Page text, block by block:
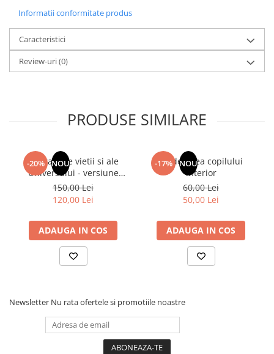
Informatii conformitate produs
Caracteristici
Review-uri(0)
PRODUSE SIMILARE
-20% NOU
Din tainele vietii si ale
Universului - versiune
originala din 1939.
Volumele I-III. Cutie de
colectie -Scarlat
Demetrescu
150,00 Lei
120,00 Lei
ADAUGA IN COS
-17% NOU
Vindecarea copilului
interior
60,00 Lei
50,00 Lei
ADAUGA IN COS
Newsletter Nu rata ofertele si promotiile noastre